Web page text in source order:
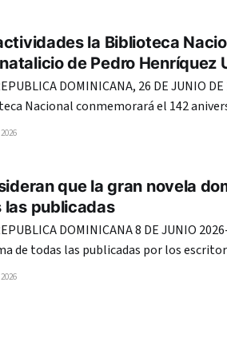
la Biblioteca
de Pedro Henríquez
DOMINICANA, 26 DE JUNIO
Nacional conmemorará el 142
Pedro Henríquez Ureña, incluyendo
que la gran novela
las publicadas
DOMINICANA 8 DE JUNIO
de todas las publicadas por los
que reflejan la idiosincrasia y